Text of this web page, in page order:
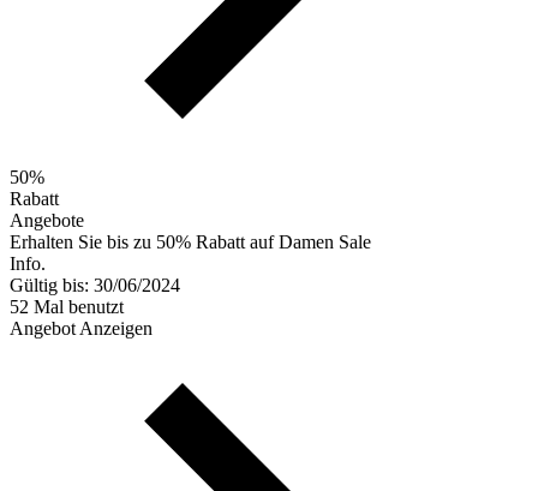
50%
Rabatt
Angebote
Erhalten Sie bis zu 50% Rabatt auf Damen Sale
Info.
Gültig bis: 30/06/2024
52 Mal benutzt
Angebot Anzeigen